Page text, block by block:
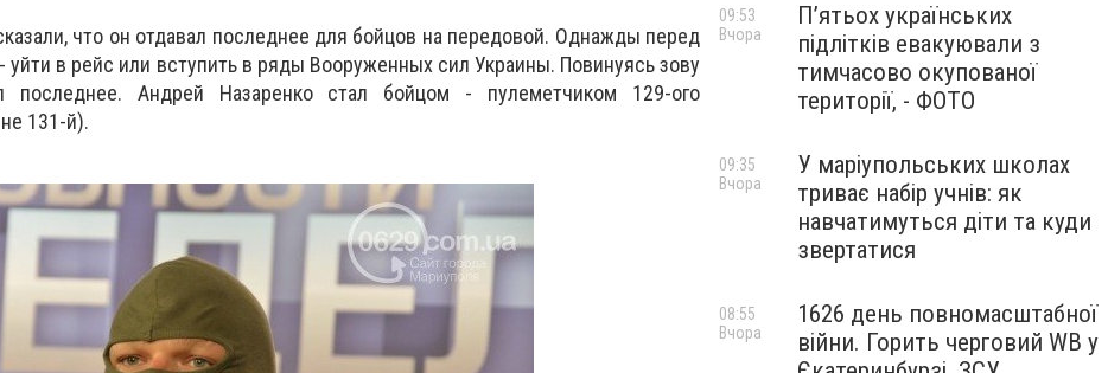
что он отдавал последнее для бойцов на передовой. Однажды перед
уйти в рейс или вступить в ряды Вооруженных сил Украины. Повинуясь зову
последнее. Андрей Назаренко стал бойцом - пулеметчиком 129-ого
131-й).
П’ятьох українських
підлітків евакуювали з
тимчасово окупованої
території, - ФОТО
09:53
Вчора
У маріупольських школах
триває набір учнів: як
навчатимуться діти та куди
звертатися
09:35
Вчора
1626 день повномасштабної
війни. Горить черговий WB у
08:55
Вчора